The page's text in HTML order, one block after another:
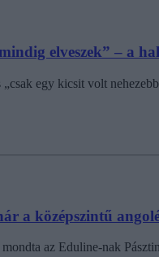
elveszek” – a
egy kicsit volt
a középszintű
az Eduline-nak